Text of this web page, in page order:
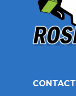
CONTACT